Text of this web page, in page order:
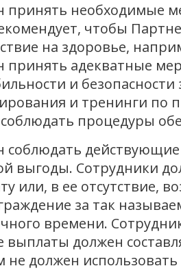
принять необходимые
чтобы
на здоровье,
принять адекватные
и
и тренинги по
процедуры
соблюдать
выгоды. Сотрудники
или, в ее отсутствие,
за так
времени.
выплаты должен
не должен